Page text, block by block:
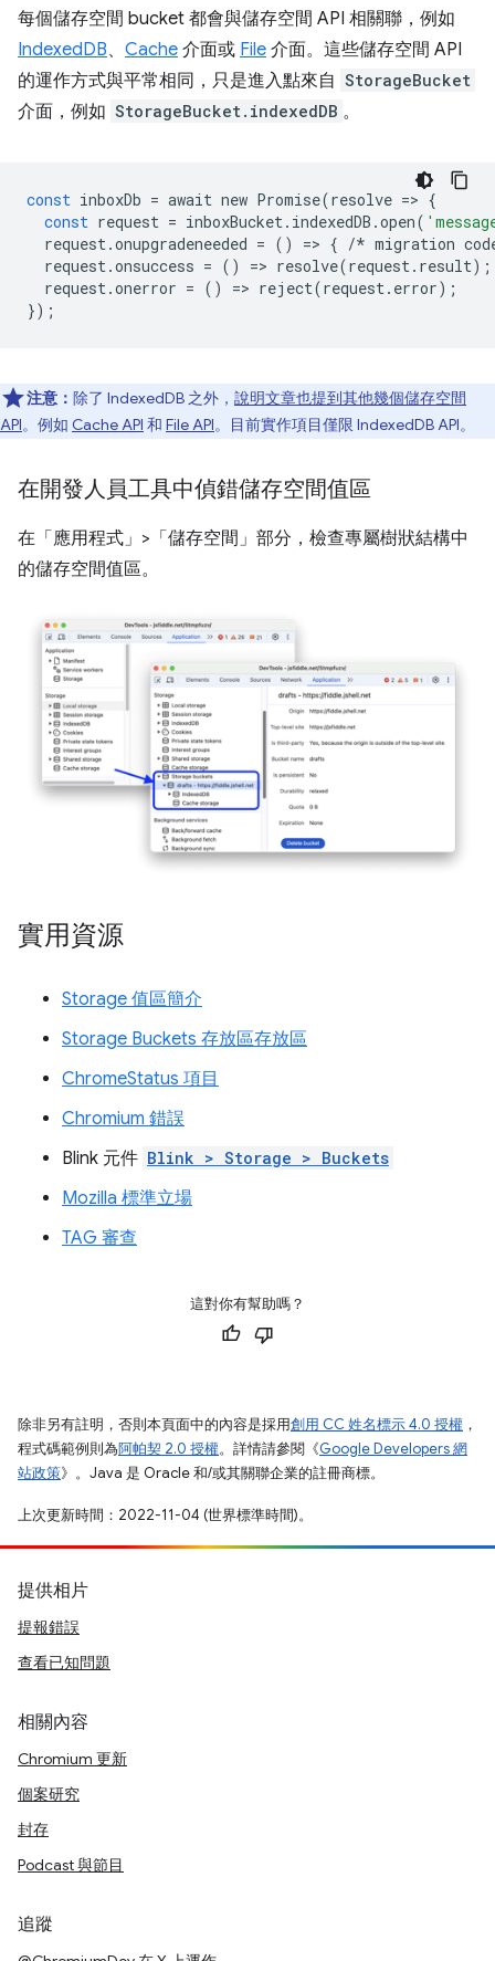
每個儲存空間 bucket 都會與儲存空間 API 相關聯，例如
IndexedDB、 Cache 介面或 File 介面。這些儲存空間 API
的運作方式與平常相同，只是進入點來自 StorageBucket
介面，例如 StorageBucket.indexedDB 。
const inboxDb = await new Promise(resolve => {
const request = inboxBucket. indexedDB .open(
request.onupgradeneeded = () => { /* migration
request.onsuccess = () => resolve(request. result);
request.onerror = () => reject(request. error);
});
注意： 除了 IndexedDB 之外， 說明文章也提到其他幾個儲存空間
API。例如 Cache API 和 File API。目前實作項目僅限 IndexedDB API。
在開發人員工具中偵錯儲存空間值區
在「應用程式」>「儲存空間」 部分，檢查專屬樹狀結構中
的儲存空間值區。
實用資源
Storage 值區簡介
Storage Buckets 存放區存放區
ChromeStatus 項目
Chromium 錯誤
Blink 元件 Blink > Storage > Buckets
Mozilla 標準立場
TAG 審查
這對你有幫助嗎？
除非另有註明，否則本頁面中的內容是採用創用 CC 姓名標示 4.0 授權 ，
程式碼範例則為阿帕契 2.0 授權。詳情請參閱《Google Developers 網
站政策》。Java 是 Oracle 和/或其關聯企業的註冊商標。
上次更新時間：2022-11-04 (世界標準時間)。
提供相片
提報錯誤
查看已知問題
相關內容
Chromium 更新
個案研究
封存
Podcast 與節目
追蹤